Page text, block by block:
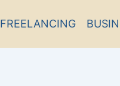
FREELANCING